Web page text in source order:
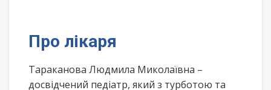
Про лікаря
Тараканова Людмила Миколаївна –
досвідчений педіатр, який з турботою та